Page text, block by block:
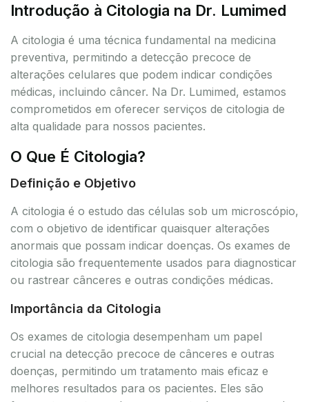
Introdução à Citologia na Dr. Lumimed
A citologia é uma técnica fundamental na medicina
preventiva, permitindo a detecção precoce de
alterações celulares que podem indicar condições
médicas, incluindo câncer. Na Dr. Lumimed, estamos
comprometidos em oferecer serviços de citologia de
alta qualidade para nossos pacientes.
O Que É Citologia?
Definição e Objetivo
A citologia é o estudo das células sob um microscópio,
com o objetivo de identificar quaisquer alterações
anormais que possam indicar doenças. Os exames de
citologia são frequentemente usados para diagnosticar
ou rastrear cânceres e outras condições médicas.
Importância da Citologia
Os exames de citologia desempenham um papel
crucial na detecção precoce de cânceres e outras
doenças, permitindo um tratamento mais eficaz e
melhores resultados para os pacientes. Eles são